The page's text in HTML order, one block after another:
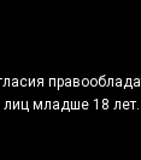
младше 18 лет.